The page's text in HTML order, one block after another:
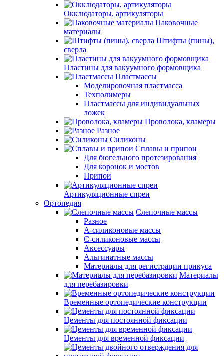
Окклюдаторы, артикуляторы
Паковочные
материалы
Штифты (пины),
сверла
Пластины для вакуумного формовщика
Пластмассы
Моделировочная пластмасса
Техполимеры
Пластмассы для индивидуальных
ложек
Проволока, кламеры
Разное
Силиконы
Сплавы и припои
Для бюгельного протезирования
Для коронок и мостов
Припои
Артикуляционные спреи
Ортопедия
Слепочные массы
Разное
А-силиконовые массы
С-силиконовые массы
Аксессуары
Альгинатные массы
Материалы для регистрации прикуса
Материалы
для перебазировки
Временные ортопедические конструкции
Цементы для постоянной фиксации
Цементы для временной фиксации